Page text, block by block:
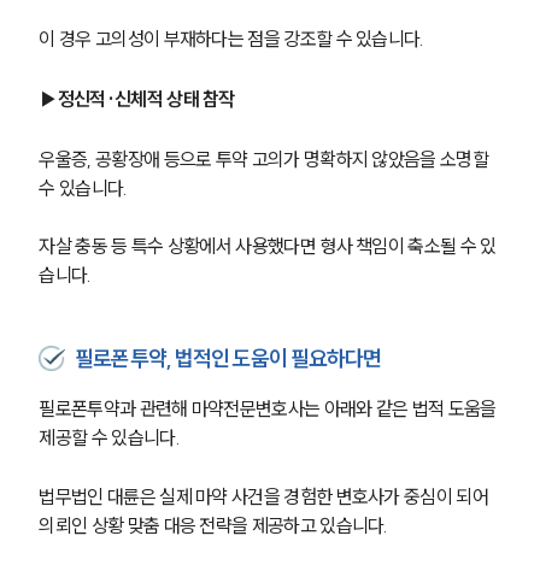
이 경우 고의성이 부재하다는 점을 강조할 수 있습니다.
▶정신적·신체적 상태 참작
우울증, 공황장애 등으로 투약 고의가 명확하지 않았음을 소명할
수 있습니다.
자살 충동 등 특수 상황에서 사용했다면 형사 책임이 축소될 수 있
습니다.
필로폰투약, 법적인 도움이 필요하다면
필로폰투약과 관련해 마약전문변호사는 아래와 같은 법적 도움을
제공할 수 있습니다.
법무법인 대륜은 실제 마약 사건을 경험한 변호사가 중심이 되어
의뢰인 상황 맞춤 대응 전략을 제공하고 있습니다.